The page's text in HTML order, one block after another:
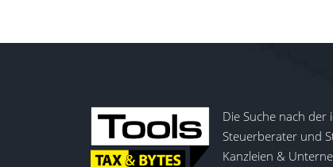
Die Suche nach
Steuerberater und
Kanzleien &